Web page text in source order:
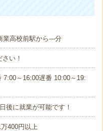
業高校前駅から---分
い！
～16:00遅番 10:00～19:
後に就業が可能です！
400円以上